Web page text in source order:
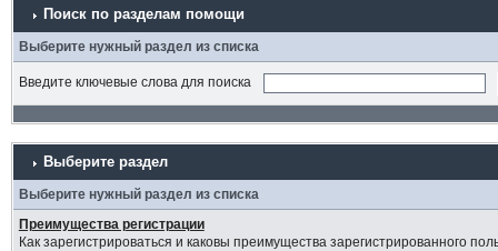
Поиск по разделам помощи
Выберите нужный раздел из списка
Введите ключевые слова для поиска
Выберите раздел
Выберите нужный раздел из списка
Преимущества регистрации
Как зарегистрироваться и каковы преимущества зарегистрированного